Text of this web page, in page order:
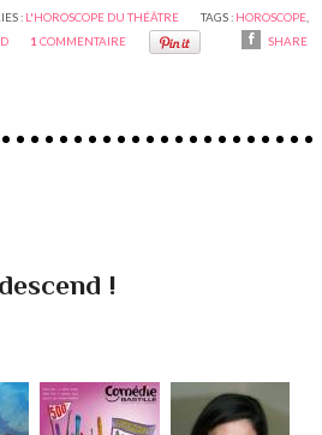
: L'HOROSCOPE DU THÉÂTRE TAGS : HOROSCOPE,
1 COMMENTAIRE
SHARE
!